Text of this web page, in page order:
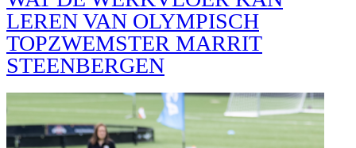
LEREN VAN OLYMPISCH
TOPZWEMSTER MARRIT
STEENBERGEN